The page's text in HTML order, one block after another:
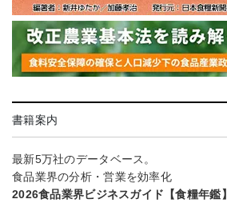
書籍案内
最新5万社のデータベース。
食品業界の分析・営業を効率化
2026食品業界ビジネスガイド【食糧年鑑】